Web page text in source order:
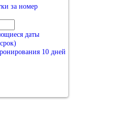
за номер
даты
10 дней